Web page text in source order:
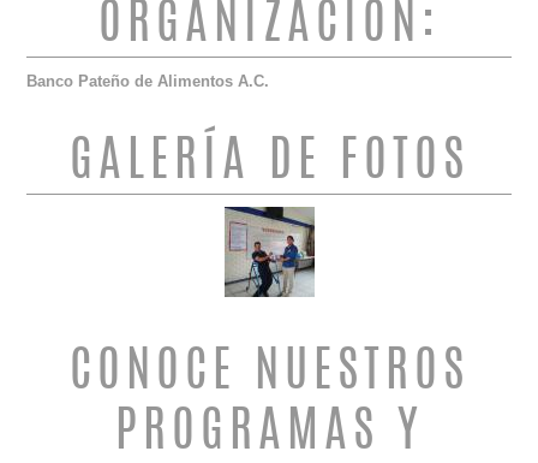
ORGANIZACIÓN:
Banco Pateño de Alimentos A.C.
GALERÍA DE FOTOS
CONOCE NUESTROS
PROGRAMAS Y